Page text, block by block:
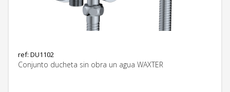
ref: DU1102
Conjunto ducheta sin obra un agua WAXTER